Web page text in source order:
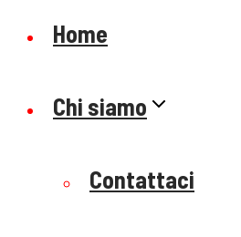
Home
Chi siamo
Contattaci